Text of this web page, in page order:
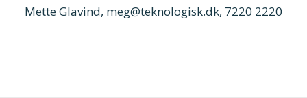
Mette Glavind, meg@teknologisk.dk, 7220 2220